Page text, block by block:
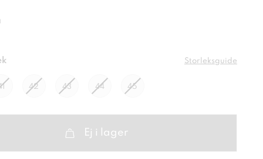
Storleksguide
42 43 44 45
Ej i lager